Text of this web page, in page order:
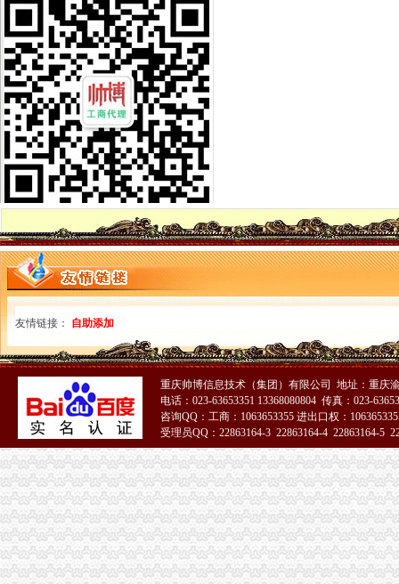
重庆长江水运股份有限公司关于重大资产出售及吸收合并事宜的权人
渝中区开公司
渝中区江景幼儿园3层栋自带天井采光超好开适合公司买_重庆商
重庆渝中区朝天门搬家公司【今日推荐网-重庆搬家/配送/搬运】
渝中区办执照
咨询渝中大渡口江北好光解油烟净化器厂家告别油烟滚滚优惠价格
长安路工程勘察招标公告
渝中区代办工商执照
武清区工商注册_武清区代理工商注册_武清区代办营业执照
石家庄代办营业执照,石家庄代办执照,石家庄工商注册,石家庄公司
渝中区代办执照
渝中区市政消火栓水监测系统建设项目招标公告_工程招标_文章_重
大坪财务/审计/统计招聘网_重庆市渝中区财务/审计/统计人才网_大坪找
渝中区代办营业执照
代理工商注册登记_代办分公司_个体户_进出口权申请_营业执照办理
页_重庆安捷国际运输代理有限公司
渝中区工商登记
成都市工程建设领域项目信息和信用信息公开共享专栏
渝中区工商代办
渝中区执照代办,渝中区工商代办可靠,浩业可靠的代办公司-优变商
工商代办__重庆亿源财税咨询有限公司-必途企业库
渝中区公司注册
中国邮政储蓄银行股份有限公司重庆渝中区石油路支行
重庆渝中公司注册和代理记账那家好？-商务服务-六安新闻网
渝中区代办公司
渝保监罚〔2013〕138号（华康代理重庆分公司,颜武）-中国保监会
重庆兴红得聪餐饮管理有限公司渝中区花园餐厅
工商动态
巴南局渝中区工商登记突出重点加经纪人工作
荣昌局大力规范西部大饲料兽市渝中区代办营业执照场
友情链接： 自助添加
重庆帅博信息技术（集团）有限公司 地址：重庆
电话：023-63653351 13368080804 传真：023-
咨询QQ：工商：1063653355 进出口权：
受理员QQ：22863164-3 22863164-4 22863164-5